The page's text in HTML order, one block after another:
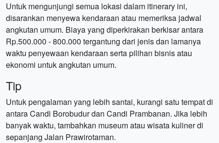
Untuk mengunjungi semua lokasi dalam itinerary ini,
disarankan menyewa kendaraan atau memeriksa jadwal
angkutan umum. Biaya yang diperkirakan berkisar antara
Rp.500.000 - 800.000 tergantung dari jenis dan lamanya
waktu penyewaan kendaraan serta pilihan bisnis atau
ekonomi untuk angkutan umum.
Tip
Untuk pengalaman yang lebih santai, kurangi satu tempat di
antara Candi Borobudur dan Candi Prambanan. Jika lebih
banyak waktu, tambahkan museum atau wisata kuliner di
sepanjang Jalan Prawirotaman.